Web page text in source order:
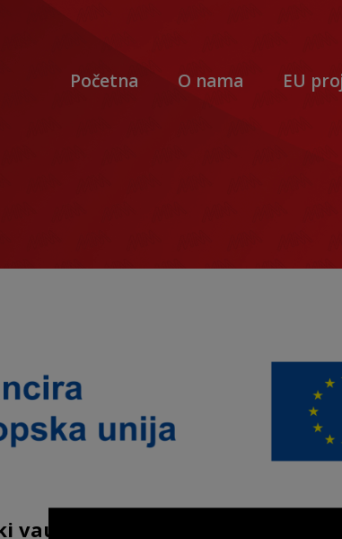
Početna O nama EU
vaučer društva
Naziv